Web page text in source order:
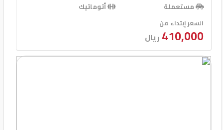
مستعملة
أتوماتيك
السعر إبتداء من
410,000 ريال